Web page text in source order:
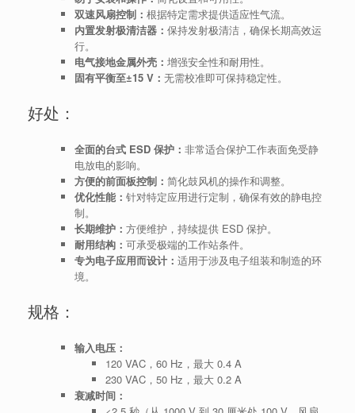
双速风扇控制： 根据特定需求提供适应性气流。
内置发射极清洁器： 保持发射极清洁，确保长期高效运
行。
电气接地金属外壳： 增强安全性和耐用性。
固有平衡至±15 V： 无需校准即可保持稳定性。
好处：
全面的台式 ESD 保护： 非常适合保护工作表面免受静
电放电的影响。
方便的前面板控制： 简化鼓风机的操作和调整。
优化性能： 针对特定应用进行定制，确保有效的静电控
制。
长期维护： 方便维护，持续提供 ESD 保护。
耐用结构： 可承受极端的工作站条件。
专为电子应用而设计： 适用于涉及电子组装和制造的环
境。
规格：
输入电压：
120 VAC，60 Hz，最大 0.4 A
230 VAC，50 Hz，最大 0.2 A
衰减时间：